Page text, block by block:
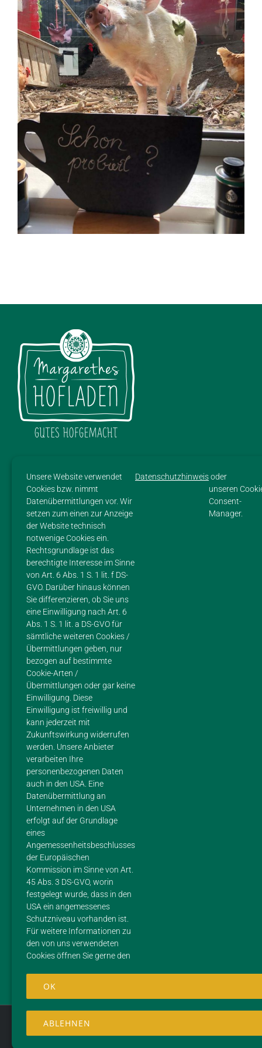
HOME
HOF
PRODUKTE
IMPRESSIONEN
FLEISCH
REZEPTE
IMPRESSUM
DATENSCHUTZ
KONTAKT
Margarethes Hofladen
im Gestüt Margarethenhof
Inhaberin Sarah Doetsch
Mohlenweg 4
56626 Andernach
Mobil: 01 51 / 28 24 40 86
E-Mail:
ÖFFNUNGSZEITEN
Di – Fr: 10 – 13 Uhr / 15 – 17 Uhr Sa: 10 – 13 Uhr, So +
Mo: Ruhetag
Bitte beachtet, dass sich unsere Öffnungszeiten je nach
Nachfrage und Jahreszeit ändern können.
Internet by BLUE VISION Internet & Multimedia GmbH
Unsere Website verwendet
Cookies bzw. nimmt
Datenübermittlungen vor. Wir
setzen zum einen zur Anzeige
der Website technisch
notwenige Cookies ein.
Rechtsgrundlage ist das
berechtigte Interesse im Sinne
von Art. 6 Abs. 1 S. 1 lit. f DS-
GVO. Darüber hinaus können
Sie differenzieren, ob Sie uns
eine Einwilligung nach Art. 6
Abs. 1 S. 1 lit. a DS-GVO für
sämtliche weiteren Cookies /
Übermittlungen geben, nur
bezogen auf bestimmte
Cookie-Arten /
Übermittlungen oder gar keine
Einwilligung. Diese
Einwilligung ist freiwillig und
kann jederzeit mit
Zukunftswirkung widerrufen
werden. Unsere Anbieter
verarbeiten Ihre
personenbezogenen Daten
auch in den USA. Eine
Datenübermittlung an
Unternehmen in den USA
erfolgt auf der Grundlage
eines
Angemessenheitsbeschlusses
der Europäischen
Kommission im Sinne von Art.
45 Abs. 3 DS-GVO, worin
festgelegt wurde, dass in den
USA ein angemessenes
Schutzniveau vorhanden ist.
Für weitere Informationen zu
den von uns verwendeten
Cookies öffnen Sie gerne den
Datenschutzhinweisoder
unseren
Consent-
Manager.
OK
ABLEHNEN